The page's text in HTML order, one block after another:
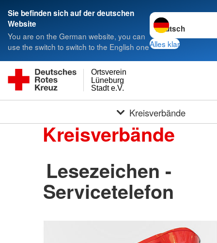
Sie befinden sich auf der deutschen
Website
You are on the German website, you can
use the switch to switch to the English one
Sprache wechseln
Alles klar
Stadt e.V.
Lüneburg
Ortsverein
Kreisverbände
Kreisverbände
Lesezeichen -
Servicetelefon